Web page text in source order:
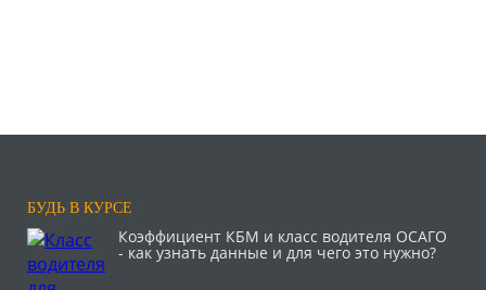
БУДЬ В КУРСЕ
Коэффициент КБМ и класс водителя ОСАГО
- как узнать данные и для чего это нужно?